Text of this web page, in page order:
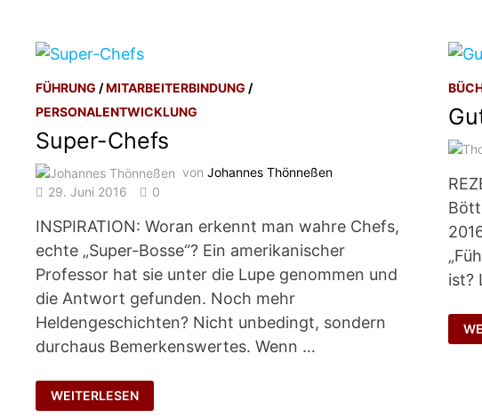
FÜHRUNG /MITARBEITERBINDUNG /
PERSONALENTWICKLUNG
Super-Chefs
vonJohannes Thönneßen
29. Juni 2016
0
INSPIRATION: Woran erkennt man wahre Chefs,
echte „Super-Bosse“? Ein amerikanischer
Professor hat sie unter die Lupe genommen und
die Antwort gefunden. Noch mehr
Heldengeschichten? Nicht unbedingt, sondern
durchaus Bemerkenswertes. Wenn …
SUPER-
CHEFS
WEITERLESEN
ist?